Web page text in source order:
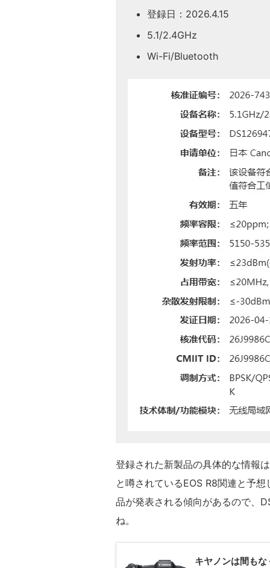
登録日：2026.4.15
5.1/2.4GHz
Wi-Fi/Bluetooth
登録された新製品の具体的な情報
と噂されているEOS R8関連と予
品が発表される傾向があるので、
ね。
キヤノンは間も